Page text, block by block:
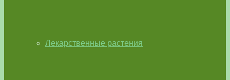
Лекарственные растения